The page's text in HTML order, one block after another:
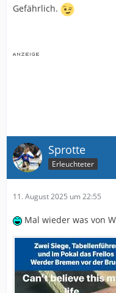
Gefährlich.
Sprotte
Erleuchteter
11. August 2025 um 22:55
Mal wieder was von